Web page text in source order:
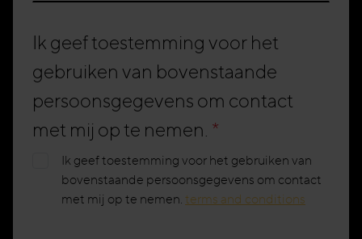
Ik geef toestemming voor het
gebruiken van bovenstaande
persoonsgegevens om contact
met mij op te nemen. *
Ik geef toestemming voor het gebruiken van
bovenstaande persoonsgegevens om contact
met mij op te nemen. terms and conditions